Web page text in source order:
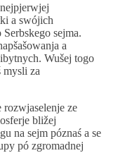
a swójich
sejma.
a
Wušej togo
mysli za
ze
bližej
na sejm póznaś a se
pó zgromadnej